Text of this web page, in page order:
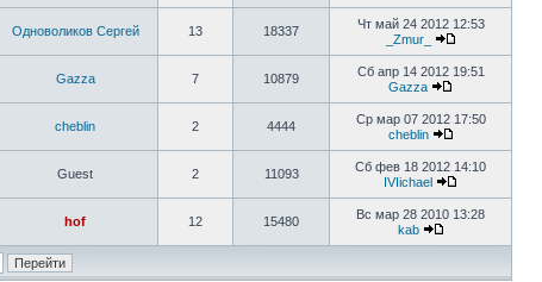
Одноволиков Сергей 13 18337
Чт май 24 2012 12:53
_Zmur_
Gazza 7 10879
Сб апр 14 2012 19:51
Gazza
cheblin 2 4444
Ср мар 07 2012 17:50
cheblin
Guest 2 11093
Сб фев 18 2012 14:10
IVIichael
hof 12 15480
Вс мар 28 2010 13:28
kab